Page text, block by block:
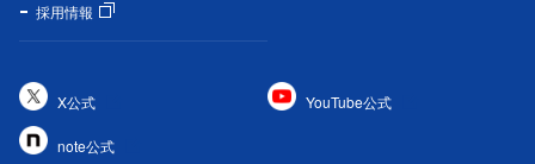
採用情報
X公式 YouTube公式
note公式